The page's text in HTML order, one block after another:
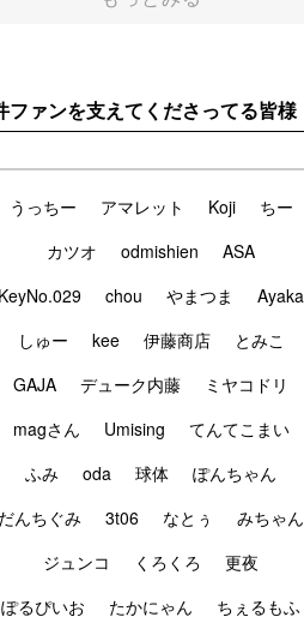
ファンを支えてくださってる皆様
うっちー アマレット Koji
ちー
カツオ
odmishien
ASA
chou やまつま
Ayaka
しゅー
kee 伊藤商店
とみこ
GAJA
デューク内藤
ミヤコドリ
magさん
Umising
てんてこまい
ふみ
oda 球体
ぽんちゃん
んちぐみ
3t06 なとぅ
みちゃん
ジュンコ
くろくろ
更夜
ぽるぴいお
たかにゃん ちぇるもふ